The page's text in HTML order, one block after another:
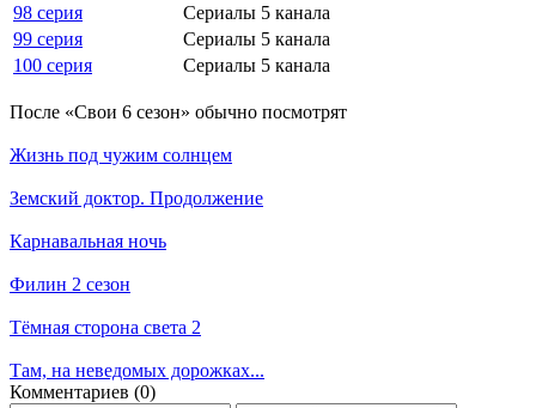
98 серия
Сериалы 5 канала
99 серия
Сериалы 5 канала
100 серия
Сериалы 5 канала
По­сле «Свои 6 сезон» обыч­но по­смот­рят
Жизнь под чужим солнцем
Земский доктор. Продолжение
Карнавальная ночь
Филин 2 сезон
Тёмная сторона света 2
Там, на неведомых дорожках...
Ком­мен­та­ри­ев (0)